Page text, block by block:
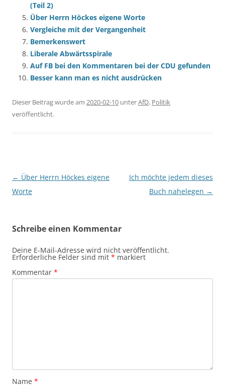
(Teil 2)
Über Herrn Höckes eigene Worte
Vergleiche mit der Vergangenheit
Bemerkenswert
Liberale Abwärtsspirale
Auf FB bei den Kommentaren bei der CDU gefunden
Besser kann man es nicht ausdrücken
Dieser Beitrag wurde am 2020-02-10 unterAfD, Politik
veröffentlicht.
Beitragsnavigation
← Über Herrn Höckes eigene
Worte
Ich möchte jedem dieses
Buch nahelegen →
Schreibe einen Kommentar
Deine E-Mail-Adresse wird nicht veröffentlicht.
Erforderliche Felder sind mit * markiert
Kommentar *
Name *